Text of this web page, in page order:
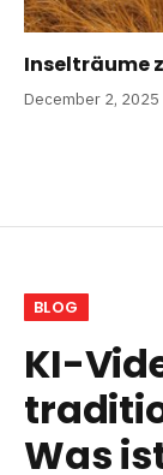
Inselträume
December 2, 2025
BLOG
KI-
Was